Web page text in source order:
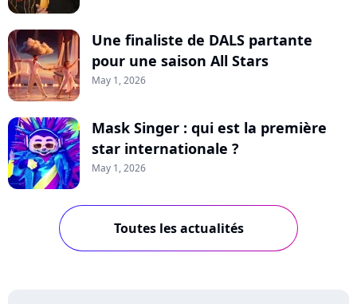
Une finaliste de DALS partante
pour une saison All Stars
May 1, 2026
Mask Singer : qui est la première
star internationale ?
May 1, 2026
Toutes les actualités